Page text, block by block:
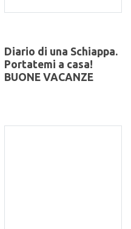
Diario di una Schiappa.
Portatemi a casa!
BUONE VACANZE